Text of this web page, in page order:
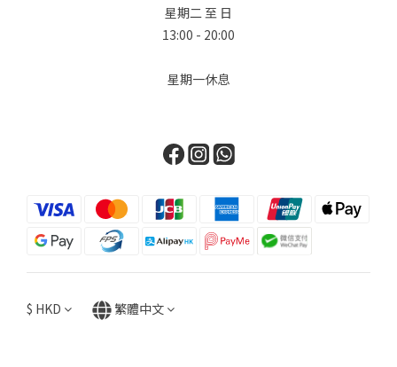
星期二 至 日
13:00 - 20:00
星期一休息
$ HKD 繁體中文